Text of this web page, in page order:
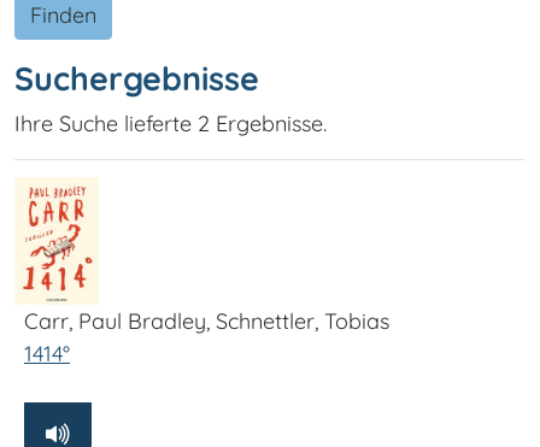
Finden
Suchergebnisse
Ihre Suche lieferte 2 Ergebnisse.
Carr, Paul Bradley, Schnettler, Tobias
1414°